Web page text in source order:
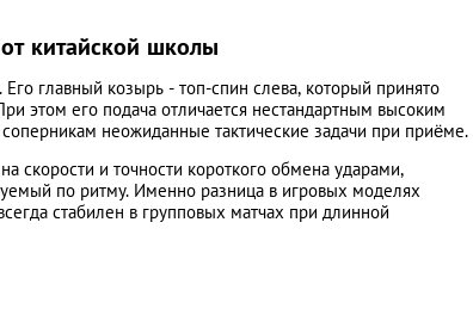
китайской школы
главный козырь - топ-спин слева, который принято
этом его подача отличается нестандартным высоким
неожиданные тактические задачи при приёме.
скорости и точности короткого обмена ударами,
по ритму. Именно разница в игровых моделях
стабилен в групповых матчах при длинной